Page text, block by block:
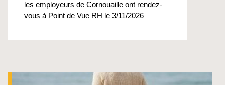
les employeurs de Cornouaille ont rendez-
vous à Point de Vue RH le 3/11/2026